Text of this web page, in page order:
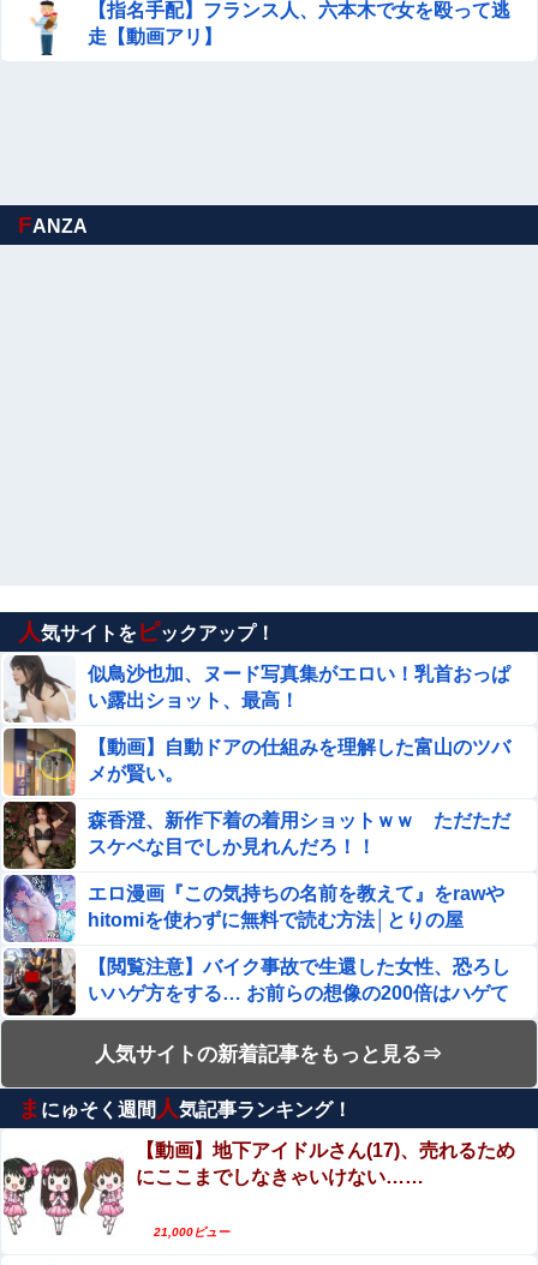
【指名手配】フランス人、六本木で女を殴って逃
走【動画アリ】
FANZA
人気サイトをピックアップ！
似鳥沙也加、ヌード写真集がエロい！乳首おっぱ
い露出ショット、最高！
【動画】自動ドアの仕組みを理解した富山のツバ
メが賢い。
森香澄、新作下着の着用ショットｗｗ ただただ
スケベな目でしか見れんだろ！！
エロ漫画『この気持ちの名前を教えて』をrawや
hitomiを使わずに無料で読む方法│とりの屋
【閲覧注意】バイク事故で生還した女性、恐ろし
いハゲ方をする… お前らの想像の200倍はハゲて
る… (動画)
【動画】ロシアの空挺兵、パラシュートが開かず
に墜落してしまう。
エロ漫画『いじめがあるクラスにふたなり転校生
がヤッてきた』をrawやhitomiを使わずに無料で読
む方法│同人ふぇち
【動画】高速道路を走行中の車からリアガラスが
飛んでくる事故(ﾟoﾟ)
人気サイトの新着記事をもっと見る⇒
ま にゅそく週間 人気記事ランキング！
【動画】地下アイドルさん(17)、売れるため
にここまでしなきゃいけない……
21,000ビュー